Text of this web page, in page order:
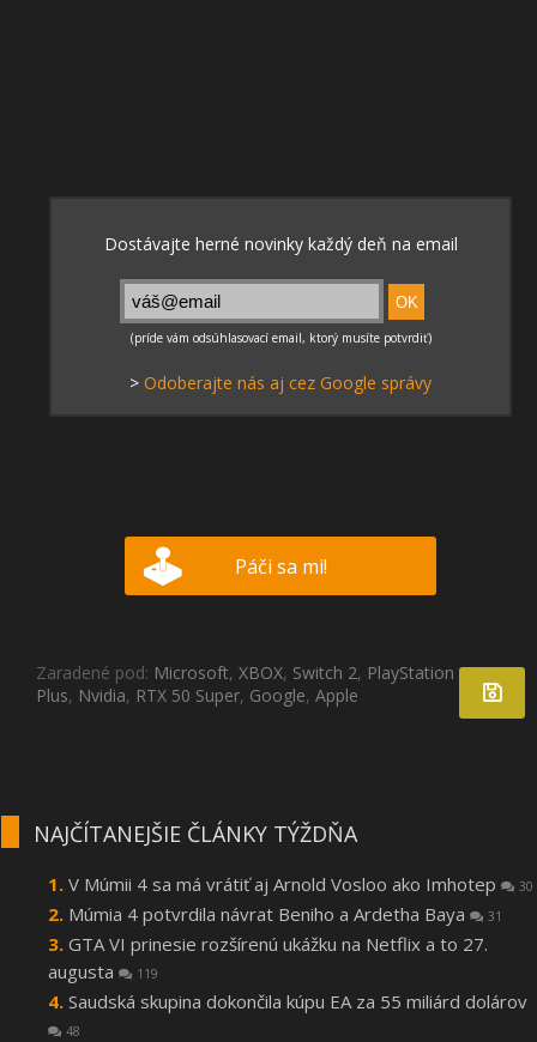
> Odoberajte nás aj cez Google správy
Páči sa mi!
Zaradené pod: Microsoft, XBOX, Switch 2, PlayStation
Plus, Nvidia, RTX 50 Super, Google, Apple
NAJČÍTANEJŠIE ČLÁNKY TÝŽDŇA
V Múmii 4 sa má vrátiť aj Arnold Vosloo ako Imhotep 30
Múmia 4 potvrdila návrat Beniho a Ardetha Baya 31
GTA VI prinesie rozšírenú ukážku na Netflix a to 27.
augusta
119
Saudská skupina dokončila kúpu EA za 55 miliárd dolárov
48